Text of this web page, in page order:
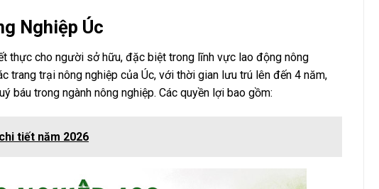
Nghiệp Úc
thực cho người sở hữu, đặc biệt trong lĩnh vực lao động nông
trang trại nông nghiệp của Úc, với thời gian lưu trú lên đến 4 năm,
báu trong ngành nông nghiệp. Các quyền lợi bao gồm:
tiết năm 2026